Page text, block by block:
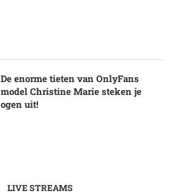
De enorme tieten van OnlyFans
model Christine Marie steken je
ogen uit!
LIVE STREAMS